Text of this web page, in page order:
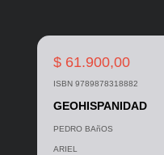
$ 61.900,00
ISBN 9789878318882
GEOHISPANIDAD
PEDRO BAñOS
ARIEL